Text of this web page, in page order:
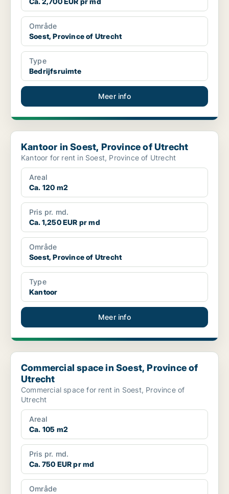
Område
Soest, Province of Utrecht
Type
Bedrijfsruimte
Meer info
Kantoor in Soest, Province of Utrecht
Kantoor in Soest, Province of Utrecht
Kantoor for rent in Soest, Province of Utrecht
Areal
Ca. 120 m2
Pris pr. md.
Ca. 1,250 EUR pr md
Område
Soest, Province of Utrecht
Type
Kantoor
Meer info
Commercial space in Soest, Province of Utrecht
Commercial space in Soest, Province of
Utrecht
Commercial space for rent in Soest, Province of
Utrecht
Areal
Ca. 105 m2
Pris pr. md.
Ca. 750 EUR pr md
Område